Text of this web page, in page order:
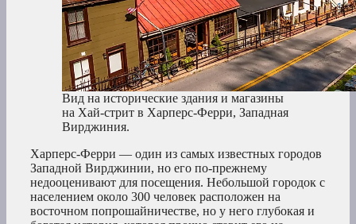
Вид на исторические здания и магазины
на Хай-стрит в Харперс-Ферри, Западная
Вирджиния.
Харперс-Ферри — один из самых известных городов
Западной Вирджинии, но его по-прежнему
недооценивают для посещения. Небольшой городок с
населением около 300 человек расположен на
восточном попрошайничестве, но у него глубокая и